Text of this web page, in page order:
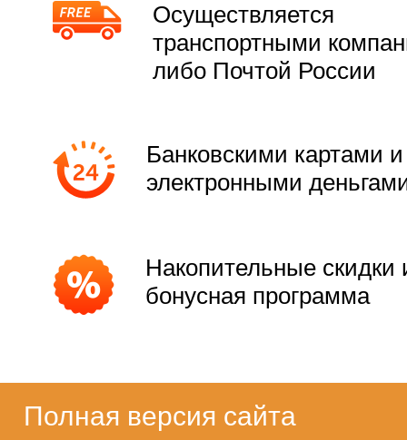
Осуществляется
транспортными
либо Почтой России
Банковскими картами и
электронными
Накопительные скидки
бонусная программа
Полная версия сайта